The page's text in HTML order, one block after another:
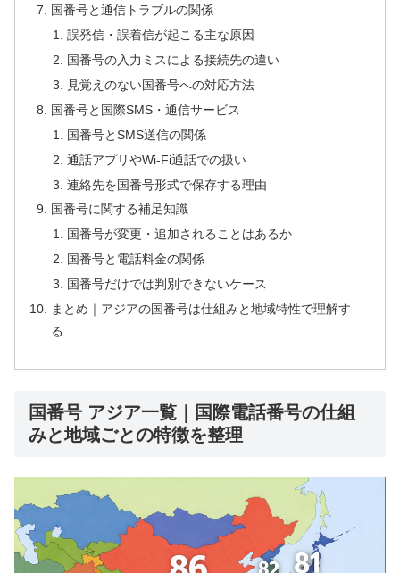
国番号と通信トラブルの関係
誤発信・誤着信が起こる主な原因
国番号の入力ミスによる接続先の違い
見覚えのない国番号への対応方法
国番号と国際SMS・通信サービス
国番号とSMS送信の関係
通話アプリやWi-Fi通話での扱い
連絡先を国番号形式で保存する理由
国番号に関する補足知識
国番号が変更・追加されることはあるか
国番号と電話料金の関係
国番号だけでは判別できないケース
まとめ｜アジアの国番号は仕組みと地域特性で理解す
る
国番号 アジア一覧｜国際電話番号の仕組
みと地域ごとの特徴を整理